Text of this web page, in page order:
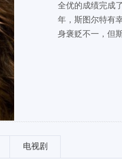
全优的成绩完成
年，斯图尔特有
身褒贬不一，但
电视剧